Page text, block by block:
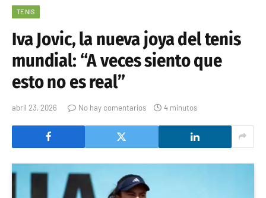
TENIS
Iva Jovic, la nueva joya del tenis
mundial: “A veces siento que
esto no es real”
abril 23, 2026 No hay comentarios 4 minutos